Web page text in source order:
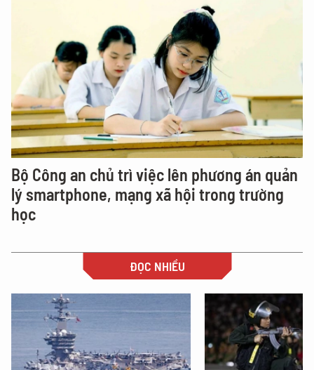
Bộ Công an chủ trì việc lên phương án quản
lý smartphone, mạng xã hội trong trường
học
ĐỌC NHIỀU